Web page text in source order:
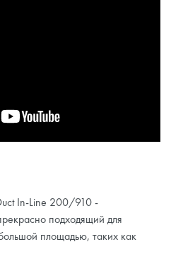
In-Line 200/910 -
подходящий для
площадью, таких как